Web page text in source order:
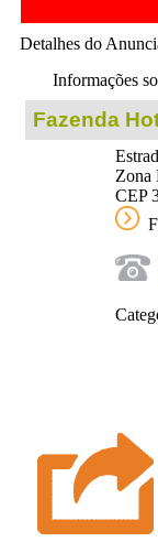
Detalhes do
Informações
Fazenda
Zona
CEP